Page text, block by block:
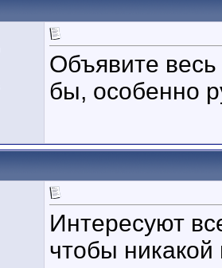
Объявите
бы, особенно
Интересуют
чтобы